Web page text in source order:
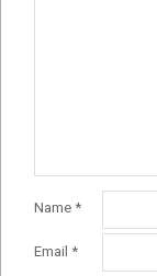
Name *
Email *